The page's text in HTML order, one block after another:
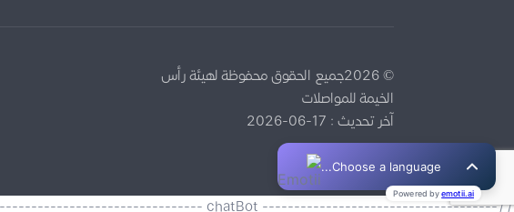
© 2026جميع الحقوق محفوظة لهيئة رأس
الخيمة للمواصلات
آخر تحديث : 17-06-2026
//------------------------------------- chatBot --------------------------------------------------------